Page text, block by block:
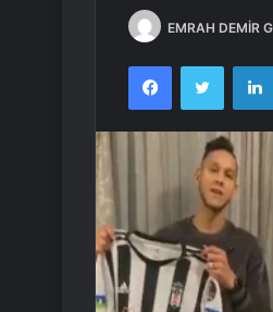
EMRAH DEMİR
FacebookTwitter